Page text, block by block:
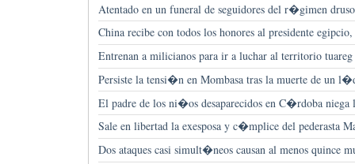
Atentado en un funeral de seguidores del r�gimen
China recibe con todos los honores al presidente
Entrenan a milicianos para ir a luchar al territorio tuareg
Persiste la tensi�n en Mombasa tras la muerte de un
El padre de los ni�os desaparecidos en C�rdoba niega
Sale en libertad la exesposa y c�mplice del pederasta
Dos ataques casi simult�neos causan al menos quince